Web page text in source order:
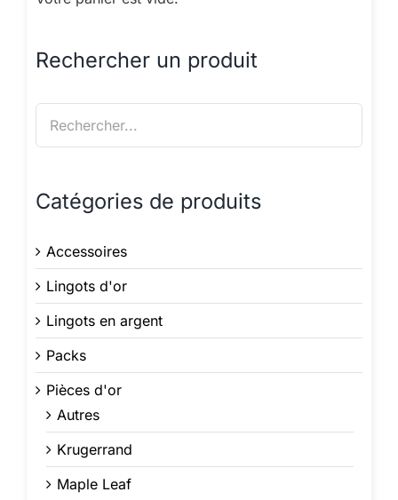
Rechercher un produit
Catégories de produits
Accessoires
Lingots d'or
Lingots en argent
Packs
Pièces d'or
Autres
Krugerrand
Maple Leaf